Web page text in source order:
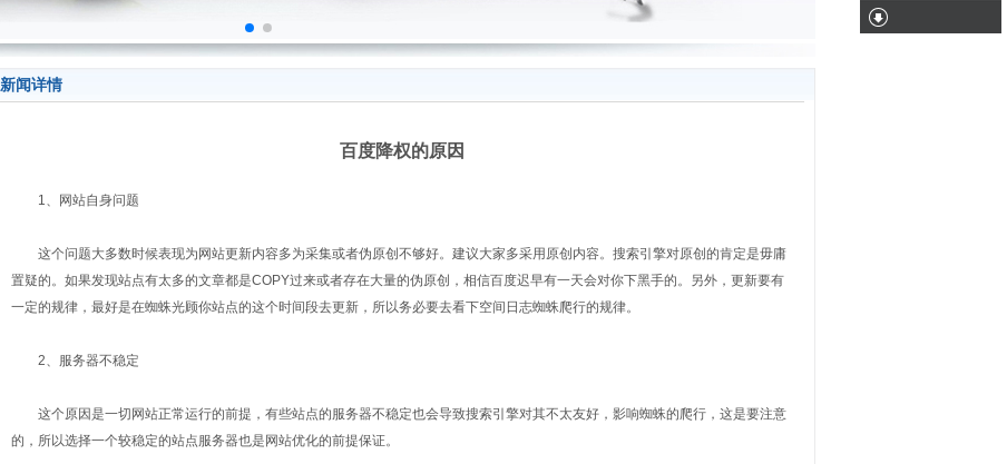
新闻详情
百度降权的原因
1、网站自身问题
这个问题大多数时候表现为网站更新内容多为采集或者伪原创不够好。建议大家多采用原创内容。搜索引擎对原创的肯定是毋庸
置疑的。如果发现站点有太多的文章都是COPY过来或者存在大量的伪原创，相信百度迟早有一天会对你下黑手的。另外，更新要有
一定的规律，最好是在蜘蛛光顾你站点的这个时间段去更新，所以务必要去看下空间日志蜘蛛爬行的规律。
2、服务器不稳定
这个原因是一切网站正常运行的前提，有些站点的服务器不稳定也会导致搜索引擎对其不太友好，影响蜘蛛的爬行，这是要注意
的，所以选择一个较稳定的站点服务器也是网站优化的前提保证。